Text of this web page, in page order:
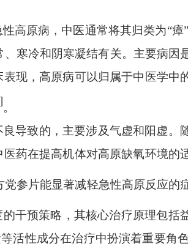
高原病，中医通常将其归类为“瘴
寒冷和阴寒凝结有关。主要病因
现，高原病可以归属于中医学中
。
导致的，主要涉及气虚和阳虚。
药在提高机体对高原缺氧环境的
党参片能显著减轻急性高原反应的
干预策略，其核心治疗原理包括
活性成分在治疗中扮演着重要角